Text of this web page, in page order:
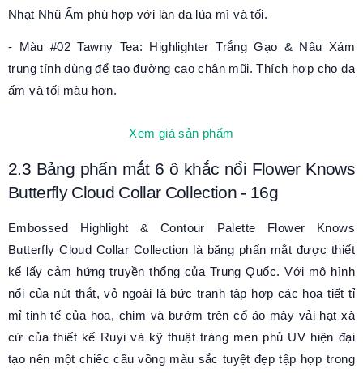
Nhạt Nhũ Ấm phù hợp với làn da lúa mì và tối.
- Màu #02 Tawny Tea: Highlighter Trắng Gạo & Nâu Xám
trung tính dùng để tạo đường cao chân mũi. Thích hợp cho da
ấm và tối màu hơn.
Xem giá sản phẩm
2.3 Bảng phấn mắt 6 ô khắc nổi Flower Knows
Butterfly Cloud Collar Collection- 16g
Embossed Highlight & Contour Palette Flower Knows
Butterfly Cloud Collar Collection là băng phấn mắt được thiết
kế lấy cảm hứng truyền thống của Trung Quốc.Với mô hình
nổi của nút thắt,vỏ ngoài là bức tranh tập hợp các họa tiết tỉ
mỉ tinh tế của hoa, chim và bướm trên cổ áo mây vải hạt xà
cừ của thiết kế Ruyi và kỹ thuật tráng men phủ UV hiện đại
tạo nên một chiếc cầu vồng màu sắc tuyệt đẹp tập hợp trong